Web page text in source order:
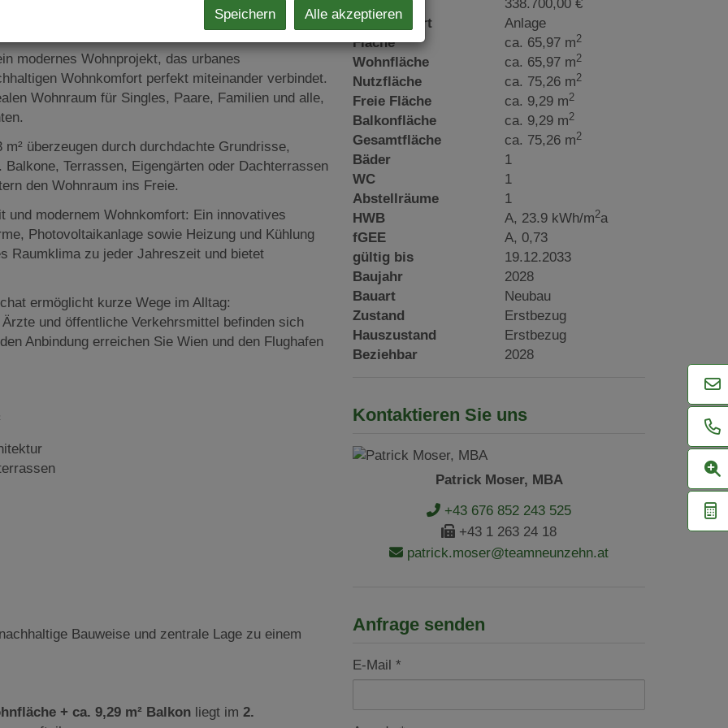
modernes Wohnprojekt, das urbanes
Wohnkomfort perfekt miteinander verbindet.
Wohnraum für Singles, Paare, Familien und alle,
überzeugen durch durchdachte Grundrisse,
Terrassen, Eigengärten oder Dachterrassen
den Wohnraum ins Freie.
und modernem Wohnkomfort: Ein innovatives
Photovoltaikanlage sowie Heizung und Kühlung
Raumklima zu jeder Jahreszeit und bietet
ermöglicht kurze Wege im Alltag:
und öffentliche Verkehrsmittel befinden sich
Anbindung erreichen Sie Wien und den Flughafen
Bauweise und zentrale Lage zu einem
+ ca. 9,29 m² Balkon liegt im 2.
338.700,00 €
Nutzungsart
Anlage
Fläche
ca. 65,97 m2
Wohnfläche ca. 65,97 m2
Nutzfläche ca. 75,26 m2
Freie Fläche ca. 9,29 m2
Balkonfläche ca. 9,29 m2
Gesamtfläche ca. 75,26 m2
Bäder
1
WC
1
Abstellräume
1
HWB
A, 23.9 kWh/m2a
fGEE
A, 0,73
gültig bis
19.12.2033
Baujahr
2028
Bauart
Neubau
Zustand
Erstbezug
Hauszustand
Erstbezug
Beziehbar
2028
Kontaktieren Sie uns
Patrick Moser, MBA
+43 676 852 243 525
+43 1 263 24 18
patrick.moser@teamneunzehn.at
Anfrage senden
E-Mail
Speichern Alle akzeptieren